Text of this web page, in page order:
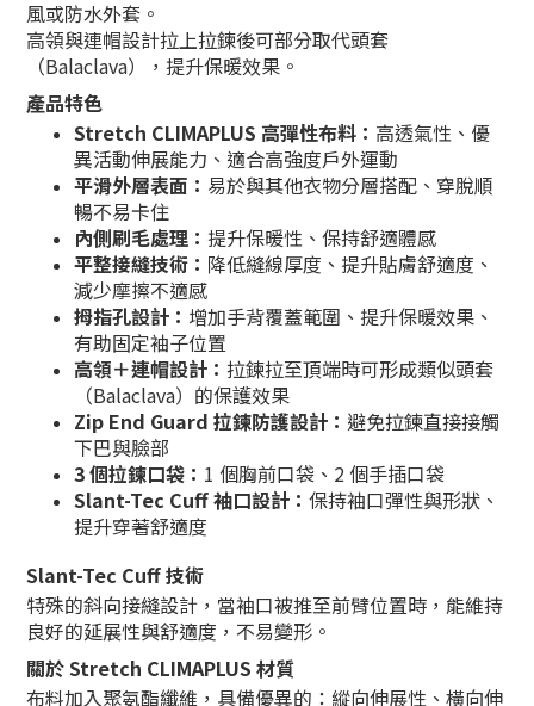
風或防水外套。
高領與連帽設計拉上拉鍊後可部分取代頭套
（Balaclava），提升保暖效果。
產品特色
Stretch CLIMAPLUS 高彈性布料： 高透氣性、優
異活動伸展能力、適合高強度戶外運動
平滑外層表面： 易於與其他衣物分層搭配、穿脫順
暢不易卡住
內側刷毛處理： 提升保暖性、保持舒適體感
平整接縫技術： 降低縫線厚度、提升貼膚舒適度、
減少摩擦不適感
拇指孔設計： 增加手背覆蓋範圍、提升保暖效果、
有助固定袖子位置
高領＋連帽設計： 拉鍊拉至頂端時可形成類似頭套
（Balaclava）的保護效果
Zip End Guard 拉鍊防護設計： 避免拉鍊直接接觸
下巴與臉部
3 個拉鍊口袋： 1 個胸前口袋、2 個手插口袋
Slant-Tec Cuff 袖口設計： 保持袖口彈性與形狀、
提升穿著舒適度
Slant-Tec Cuff 技術
特殊的斜向接縫設計，當袖口被推至前臂位置時，能維持
良好的延展性與舒適度，不易變形。
關於 Stretch CLIMAPLUS 材質
布料加入聚氨酯纖維，具備優異的：縱向伸展性、橫向伸